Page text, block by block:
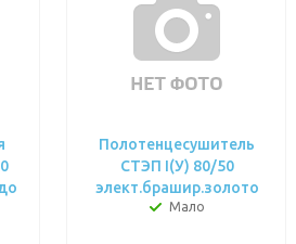
Полотенцесушитель
СТЭП I(У) 80/50
элект.брашир.золото
Мало